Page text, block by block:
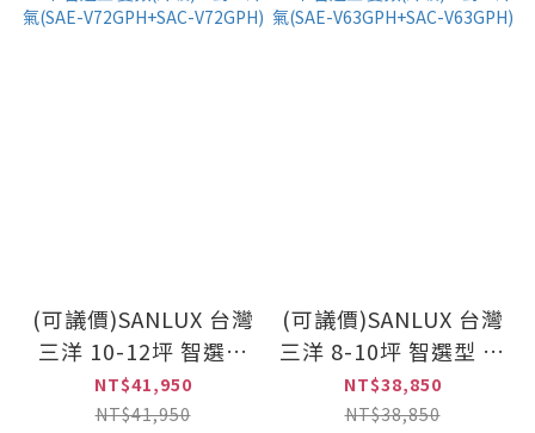
(可議價)SANLUX 台灣
三洋 10-12坪 智選型
變頻(冷暖)一對一冷氣
(SAE-V72GPH+SAC-
NT$41,950
NT$41,950
(可議價)SANLUX 台灣
三洋 8-10坪 智選型 變
頻(冷暖)一對一冷氣
(SAE-V63GPH+SAC-
NT$38,850
NT$38,850